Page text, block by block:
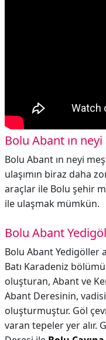
Bolu Abant ın
Bolu Abant ın neyi
ulaşımın biraz daha
araçlar ile Bolu şehir
ile ulaşmak mümkün.
Bolu Abant
Bolu Abant Yedigöller
Batı Karadeniz bölümü
oluşturan, Abant ve
Abant Deresinin,
oluşturmuştur. Göl
varan tepeler yer alır.